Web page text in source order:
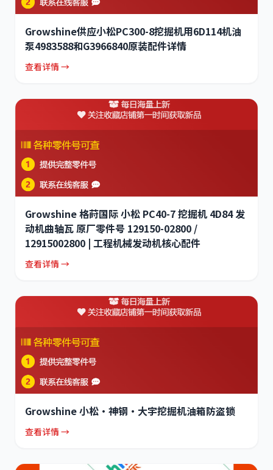
Growshine供应小松PC300-8挖掘机用6D114机油
泵4983588和G3966840原装配件详情
查看详情 →
Growshine 格莳国际 小松 PC40-7 挖掘机 4D84 发
动机曲轴瓦 原厂零件号 129150-02800 /
12915002800 | 工程机械发动机核心配件
查看详情 →
Growshine 小松·神钢·大宇挖掘机油箱防盗锁
查看详情 →